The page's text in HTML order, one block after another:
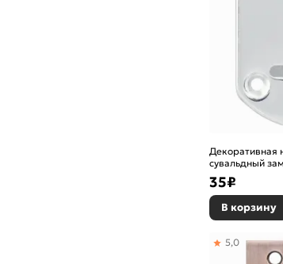
Декоративная
сувальдный
тех.упак.
35₽
В корзину
5,0